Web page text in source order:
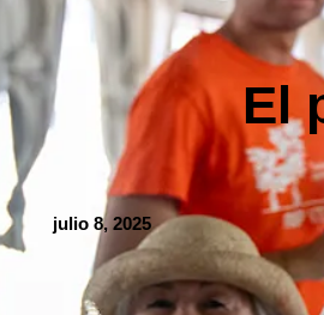
El
julio 8, 2025